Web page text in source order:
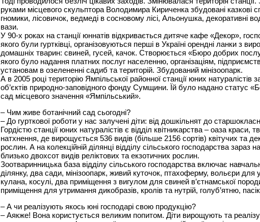
руками місцевого скульптора Володимира Кириченка збудовані казкові
гномики, лісовичок, ведмеді в сосновому лісі, Альонушка, декоративні
вази.
У 90-х роках на станції юннатів відкривається дитяче кафе «Декор»,
якого були гуртківці, організовуються перші в Україні орендні ланки з
домашніх тварин: свиней, гусей, качок. Створюється «Бюро добрих
якого було надання платних послуг населенню, організаціям,
установам в озелененні садиб та територій. Збудований мінізоопарк.
А в 2005 році територію Ямпільської районної станції юних натуралістів
об’єктів природно-заповідного фонду Сумщини. Їй було надано статус
сад місцевого значення «Ямпільський».
– Чим живе ботанічний сад сьогодні?
– До гурткової роботи у нас залучені діти: від дошкільнят до
Гордістю станції юних натуралістів є відділ квітникарства – оаза краси,
натхнення, де вирощується 536 видів (більше 2156 сортів) квітучих та
рослин. А на колекційній ділянці відділу сільського господарства зараз
близько двохсот видів реліктових та екзотичних рослин.
Зоотваринницька база відділу сільського господарства включає
ділянку, два сади, мінізоопарк, живий куточок, птахоферму, вольєри для
кулана, косулі, два приміщення з вигулом для свиней в’єтнамської
приміщення для утримання дикобразів, кролів та нутрій, голуб’ятню,
– А чи реалізують якось юні господарі свою продукцію?
– Аякже! Вона користується великим попитом. Діти вирощують та